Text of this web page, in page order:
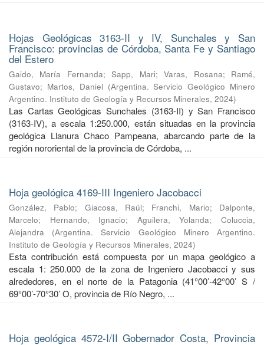
Hojas Geológicas 3163-II y IV, Sunchales y San
Francisco: provincias de Córdoba, Santa Fe y Santiago
del Estero
Gaido, María Fernanda;Sapp, Mari;Varas, Rosana; Ramé,
Gustavo; Martos, Daniel (Argentina. Servicio Geológico Minero
Argentino. Instituto de Geología y Recursos Minerales, 2024)
Las Cartas Geológicas Sunchales (3163-II) y San Francisco
(3163-IV), a escala 1:250.000, están situadas en la provincia
geológica Llanura Chaco Pampeana, abarcando parte de la
región nororiental de la provincia de Córdoba, ...
Hoja geológica 4169-III Ingeniero Jacobacci
González, Pablo; Giacosa, Raúl; Franchi, Mario; Dalponte,
Marcelo; Hernando, Ignacio; Aguilera, Yolanda;Coluccia,
Alejandra
(Argentina. Servicio Geológico Minero Argentino.
Instituto de Geología y Recursos Minerales, 2024)
Esta contribución está compuesta por un mapa geológico a
escala 1: 250.000 de la zona de Ingeniero Jacobacci y sus
alrededores, en el norte de la Patagonia (41°00’-42°00’ S /
69°00’-70°30’ O, provincia de Río Negro, ...
Hoja geológica 4572-I/II Gobernador Costa, Provincia